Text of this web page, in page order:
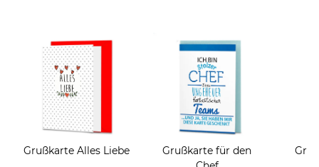
Grußkarte Alles Liebe
Grußkarte für den